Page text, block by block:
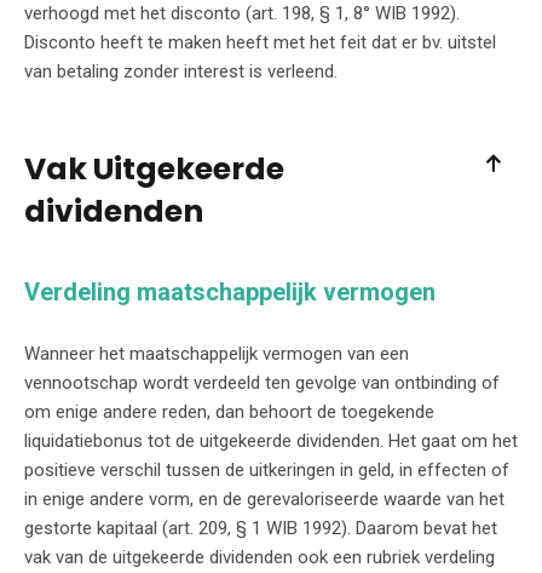
verhoogd met het disconto (art. 198, § 1, 8° WIB 1992).
Disconto heeft te maken heeft met het feit dat er bv. uitstel
van betaling zonder interest is verleend.
Vak Uitgekeerde
dividenden
Verdeling maatschappelijk vermogen
Wanneer het maatschappelijk vermogen van een
vennootschap wordt verdeeld ten gevolge van ontbinding of
om enige andere reden, dan behoort de toegekende
liquidatiebonus tot de uitgekeerde dividenden. Het gaat om het
positieve verschil tussen de uitkeringen in geld, in effecten of
in enige andere vorm, en de gerevaloriseerde waarde van het
gestorte kapitaal (art. 209, § 1 WIB 1992). Daarom bevat het
vak van de uitgekeerde dividenden ook een rubriek verdeling